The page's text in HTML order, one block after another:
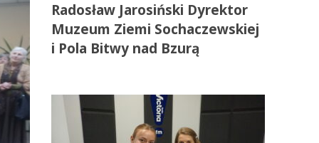
Radosław Jarosiński Dyrektor
Muzeum Ziemi Sochaczewskiej
i Pola Bitwy nad Bzurą